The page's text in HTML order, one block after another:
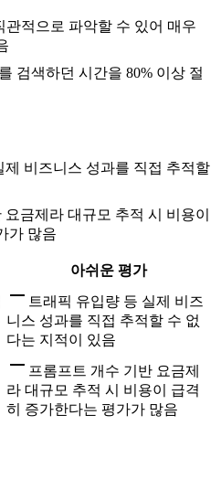
관적으로 파악할 수 있어 매우
검색하던 시간을 80% 이상 절
제 비즈니스 성과를 직접 추적할
금제라 대규모 추적 시 비용이
가 많음
아쉬운 평가
트래픽 유입량 등 실제 비즈
니스 성과를 직접 추적할 수 없
다는 지적이 있음
프롬프트 개수 기반 요금제
라 대규모 추적 시 비용이 급격
히 증가한다는 평가가 많음